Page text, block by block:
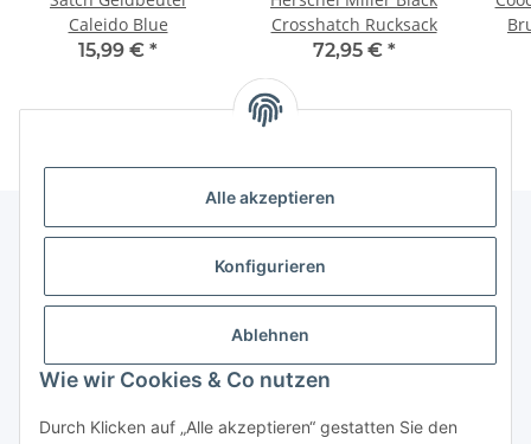
Alle akzeptieren
Konfigurieren
Ablehnen
Wie wir Cookies & Co nutzen
Durch Klicken auf „Alle akzeptieren“ gestatten Sie den
Caleido Blue
15,99 € *
Crosshatch Rucksack
72,95 € *
Gesetzliche Informationen
Vertrag widerrufen